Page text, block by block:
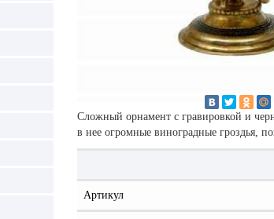
Сложный орнамент с гравировкой и
в нее огромные виноградные гроздья,
Артикул